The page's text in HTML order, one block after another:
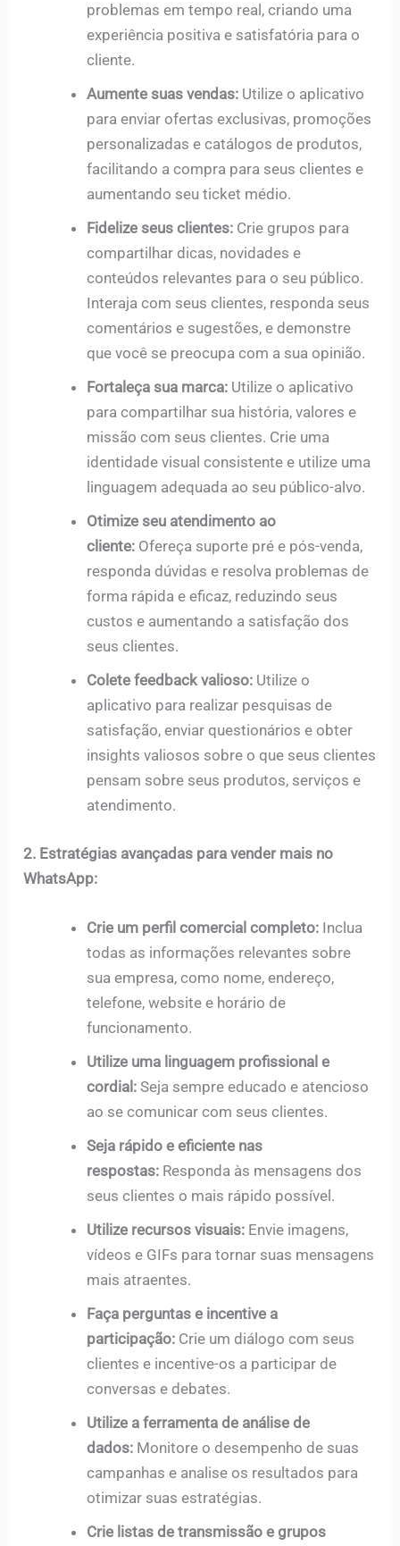
problemas em tempo real, criando uma
experiência positiva e satisfatória para o
cliente.
Aumente suas vendas: Utilize o aplicativo
para enviar ofertas exclusivas, promoções
personalizadas e catálogos de produtos,
facilitando a compra para seus clientes e
aumentando seu ticket médio.
Fidelize seus clientes: Crie grupos para
compartilhar dicas, novidades e
conteúdos relevantes para o seu público.
Interaja com seus clientes, responda seus
comentários e sugestões, e demonstre
que você se preocupa com a sua opinião.
Fortaleça sua marca: Utilize o aplicativo
para compartilhar sua história, valores e
missão com seus clientes. Crie uma
identidade visual consistente e utilize uma
linguagem adequada ao seu público-alvo.
Otimize seu atendimento ao
cliente: Ofereça suporte pré e pós-venda,
responda dúvidas e resolva problemas de
forma rápida e eficaz, reduzindo seus
custos e aumentando a satisfação dos
seus clientes.
Colete feedback valioso: Utilize o
aplicativo para realizar pesquisas de
satisfação, enviar questionários e obter
insights valiosos sobre o que seus clientes
pensam sobre seus produtos, serviços e
atendimento.
2. Estratégias avançadas para vender mais no
WhatsApp:
Crie um perfil comercial completo: Inclua
todas as informações relevantes sobre
sua empresa, como nome, endereço,
telefone, website e horário de
funcionamento.
Utilize uma linguagem profissional e
cordial: Seja sempre educado e atencioso
ao se comunicar com seus clientes.
Seja rápido e eficiente nas
respostas: Responda às mensagens dos
seus clientes o mais rápido possível.
Utilize recursos visuais: Envie imagens,
vídeos e GIFs para tornar suas mensagens
mais atraentes.
Faça perguntas e incentive a
participação: Crie um diálogo com seus
clientes e incentive-os a participar de
conversas e debates.
Utilize a ferramenta de análise de
dados: Monitore o desempenho de suas
campanhas e analise os resultados para
otimizar suas estratégias.
Crie listas de transmissão e grupos